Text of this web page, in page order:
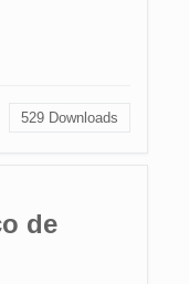
529 Downloads
de